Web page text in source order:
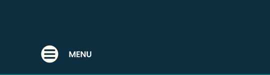
SPRING ROLL